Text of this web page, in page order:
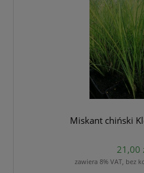
Miskant chiński
21,00
zawiera 8% VAT, bez